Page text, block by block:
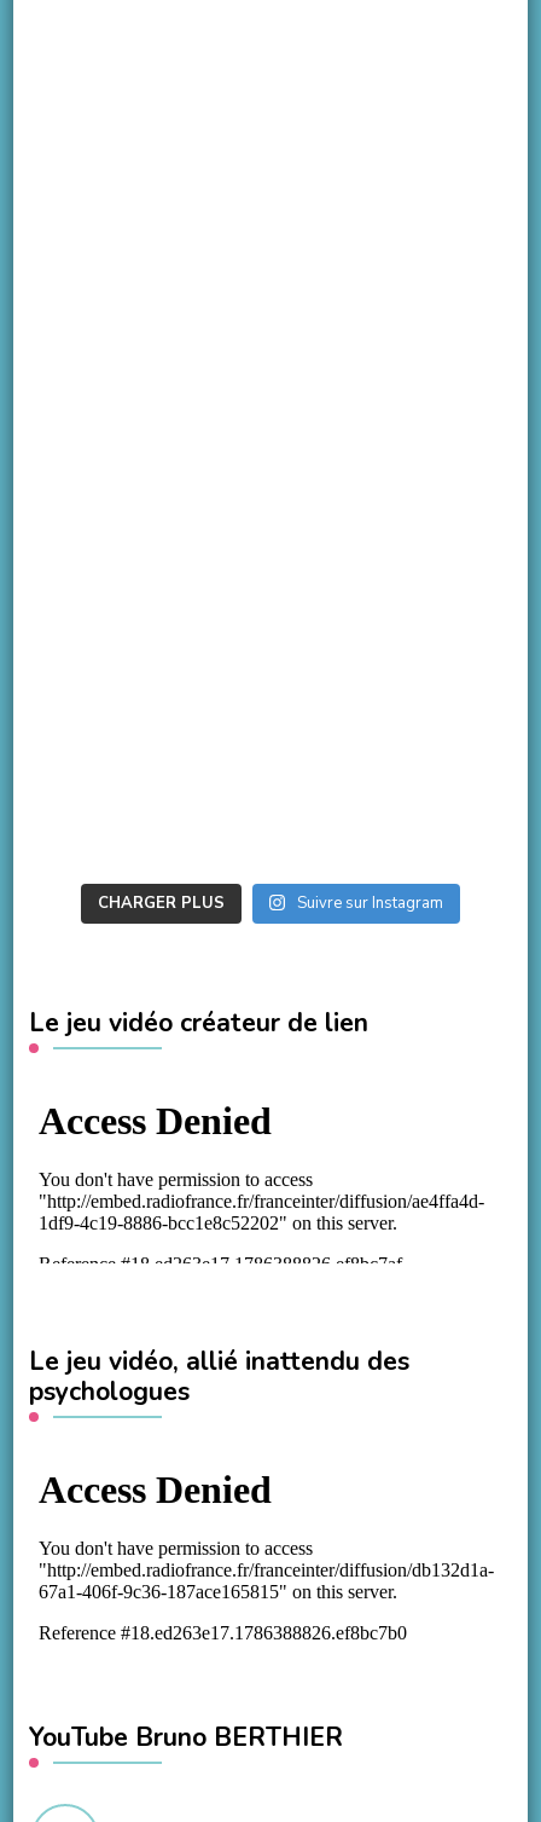
CHARGER PLUS Suivre sur Instagram
Le jeu vidéo créateur de lien
Le jeu vidéo, allié inattendu des
psychologues
YouTube Bruno BERTHIER